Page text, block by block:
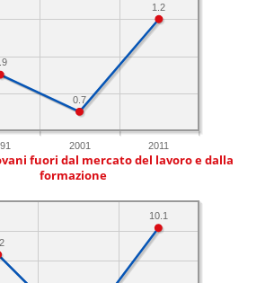
2001 2011
1.2
0.7
fuori dal mercato del lavoro e dalla
formazione
10.1